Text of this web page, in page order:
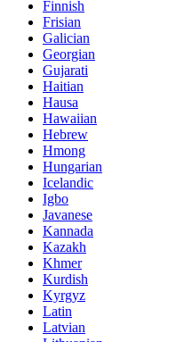
Finnish
Frisian
Galician
Georgian
Gujarati
Haitian
Hausa
Hawaiian
Hebrew
Hmong
Hungarian
Icelandic
Igbo
Javanese
Kannada
Kazakh
Khmer
Kurdish
Kyrgyz
Latin
Latvian